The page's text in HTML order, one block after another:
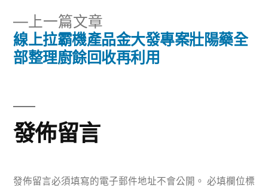
導
覽
上一篇文章
一
篇
線上拉霸機產品金大發專案壯陽藥全
部整理廚餘回收再利用
發佈留言
發佈留言必須填寫的電子郵件地址不會公開。 必填欄位標